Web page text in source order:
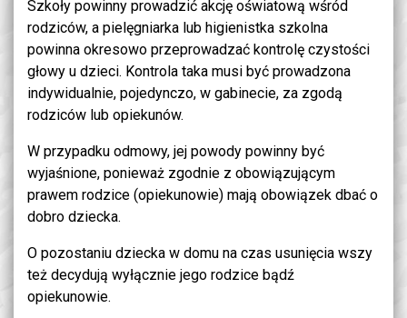
Szkoły powinny prowadzić akcję oświatową wśród
rodziców, a pielęgniarka lub higienistka szkolna
powinna okresowo przeprowadzać kontrolę czystości
głowy u dzieci. Kontrola taka musi być prowadzona
indywidualnie, pojedynczo, w gabinecie, za zgodą
rodziców lub opiekunów.
W przypadku odmowy, jej powody powinny być
wyjaśnione, ponieważ zgodnie z obowiązującym
prawem rodzice (opiekunowie) mają obowiązek dbać o
dobro dziecka.
O pozostaniu dziecka w domu na czas usunięcia wszy
też decydują wyłącznie jego rodzice bądź
opiekunowie.